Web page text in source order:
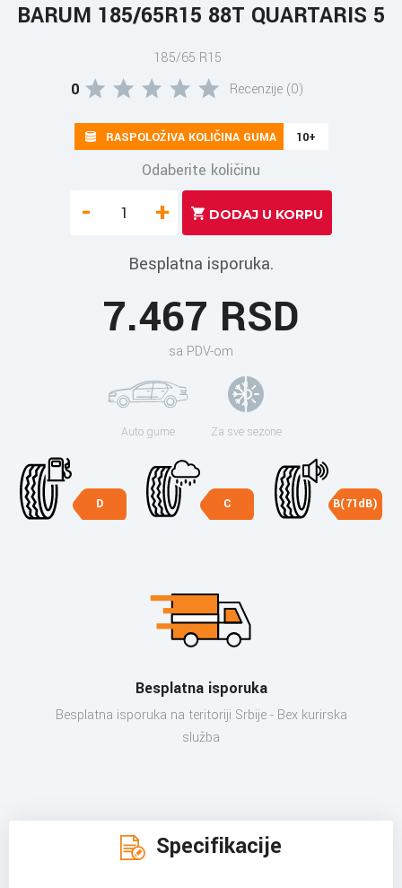
BARUM 185/65R15 88T QUARTARIS 5
185/65 R15
0 Recenzije (0)
RASPOLOŽIVA KOLIČINA GUMA 10+
Odaberite količinu
- +
Besplatna isporuka.
7.467 RSD
sa PDV-om
Auto gume Za sve sezone
D C B(71dB)
Besplatna isporuka
Besplatna isporuka na teritoriji Srbije - Bex kurirska
služba
Specifikacije